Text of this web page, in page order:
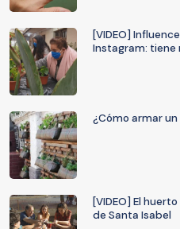
[VIDEO]
Instagram: tiene
¿Cómo armar
[VIDEO] El
de Santa Isabel